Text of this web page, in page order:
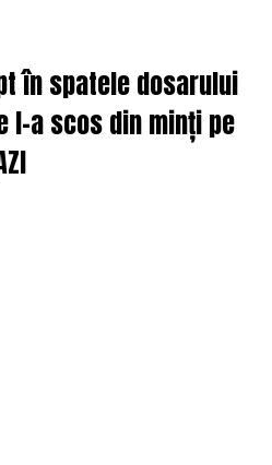
în spatele dosarului
l-a scos din minți pe